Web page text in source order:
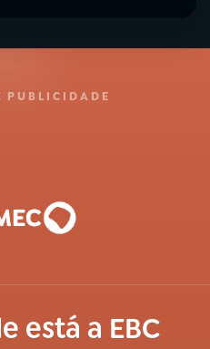
PUBLICIDADE
está a EBC